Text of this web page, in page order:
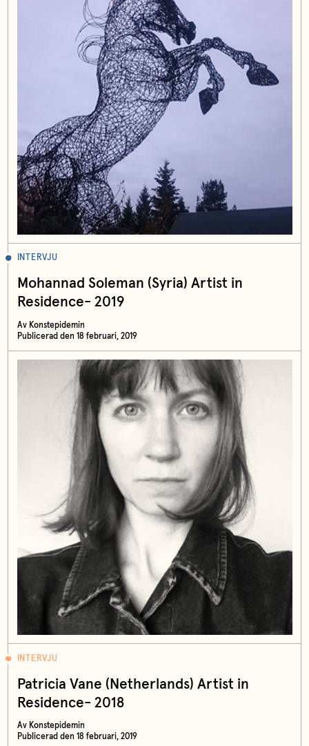
INTERVJU
Mohannad Soleman (Syria) Artist in
Residence- 2019
Av Konstepidemin
Publicerad den 18 februari, 2019
INTERVJU
Patricia Vane (Netherlands) Artist in
Residence- 2018
Av Konstepidemin
Publicerad den 18 februari, 2019